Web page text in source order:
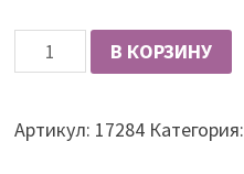
Количество
Кромка
43х1,5
В КОРЗИНУ
Артикул: 17284 Категория: